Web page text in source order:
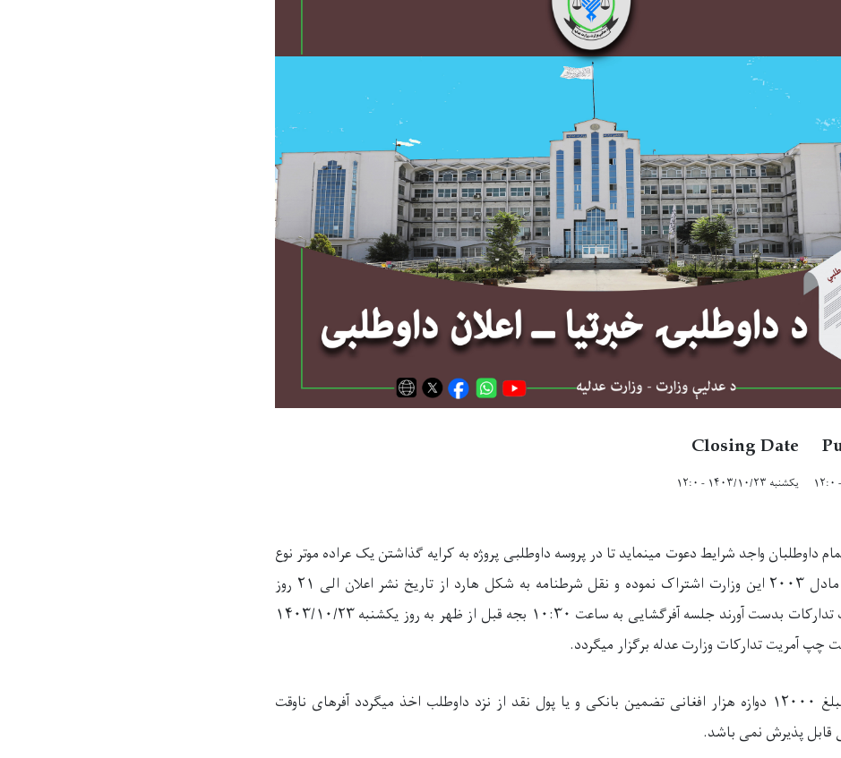
Closing Date
یکشنبه ۱۴۰۳/۱۰/۲۳ - ۱۲:۰
داوطلبان واجد شرایط دعوت مینماید تا در پروسه داوطلبی پروژه به کرایه گذاشتن یک عراده موتر نوع
کاستر کوریایی مادل ۲۰۰۳ این وزارت اشتراک نموده و نقل شرطنامه به شکل هارد از تاریخ نشر اعلان الی ۲۱ روز
تقویمی از آمریت تدارکات بدست آورند جلسه آفرگشایی به ساعت ۱۰:۳۰ بجه قبل از ظهر به روز یکشنبه ۱۴۰۳/۱۰/۲۳
چپ آمریت تدارکات وزارت عدله برگزار میگردد.
تضمین آفر به مبلغ ۱۲۰۰۰ دوازه هزار افغانی تضمین بانکی و یا پول نقد از نزد داوطلب اخذ میگردد آفرهای ناوقت
قابل پذیرش نمی باشد.